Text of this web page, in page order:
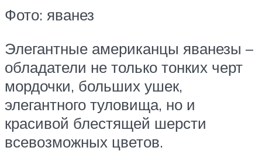
Фото: яванез
Элегантные американцы яванезы –
обладатели не только тонких черт
мордочки, больших ушек,
элегантного туловища, но и
красивой блестящей шерсти
всевозможных цветов.